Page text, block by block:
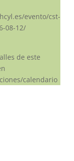
evento/cst-
08-12/
de este
calendario